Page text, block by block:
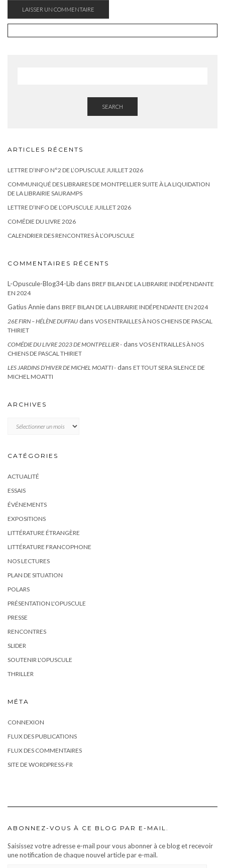
SEARCH
ARTICLES RÉCENTS
LETTRE D’INFO N°2 DE L’OPUSCULE JUILLET 2026
COMMUNIQUÉ DES LIBRAIRES DE MONTPELLIER SUITE À LA LIQUIDATION
DE LA LIBRAIRIE SAURAMPS
LETTRE D’INFO DE L’OPUSCULE JUILLET 2026
COMÉDIE DU LIVRE 2026
CALENDRIER DES RENCONTRES À L’OPUSCULE
COMMENTAIRES RÉCENTS
L-Opuscule-Blog34-Lib dans BREF BILAN DE LA LIBRAIRIE INDÉPENDANTE
EN 2024
Gatius Anniedans BREF BILAN DE LA LIBRAIRIE INDÉPENDANTE EN 2024
26E FIRN – HÉLÈNE DUFFAU dans VOS ENTRAILLES À NOS CHIENS DE PASCAL
THIRIET
COMÉDIE DU LIVRE 2023 DE MONTPELLIER - dans VOS ENTRAILLES À NOS
CHIENS DE PASCAL THIRIET
LES JARDINS D’HIVER DE MICHEL MOATTI - dans ET TOUT SERA SILENCE DE
MICHEL MOATTI
ARCHIVES
CATÉGORIES
ACTUALITÉ
ESSAIS
ÉVÉNEMENTS
EXPOSITIONS
LITTÉRATURE ÉTRANGÈRE
LITTÉRATURE FRANCOPHONE
NOS LECTURES
PLAN DE SITUATION
POLARS
PRÉSENTATION L'OPUSCULE
PRESSE
RENCONTRES
SLIDER
SOUTENIR L'OPUSCULE
THRILLER
MÉTA
CONNEXION
FLUX DES PUBLICATIONS
FLUX DES COMMENTAIRES
SITE DE WORDPRESS-FR
ABONNEZ-VOUS À CE BLOG PAR E-MAIL.
Saisissez votre adresse e-mail pour vous abonner à ce blog et recevoir
une notification de chaque nouvel article par e-mail.